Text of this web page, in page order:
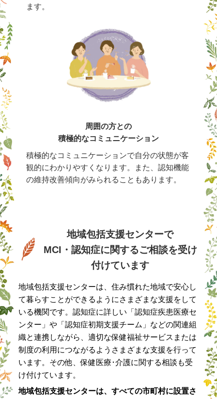
ます。
周囲の方との
積極的なコミュニケーション
積極的なコミュニケーションで自分の状態が客
観的にわかりやすくなります。また、認知機能
の維持改善傾向がみられることもあります。
地域包括支援センターで
MCI・認知症に関するご相談を受け
付けています
地域包括支援センターは、住み慣れた地域で安心し
て暮らすことができるようにさまざまな支援をして
いる機関です。認知症に詳しい「認知症疾患医療セ
ンター」や「認知症初期支援チーム」などの関連組
織と連携しながら、適切な保健福祉サービスまたは
制度の利用につながるようさまざまな支援を行って
います。その他、保健医療･介護に関する相談も受
け付けています。
地域包括支援センターは、すべての市町村に設置さ